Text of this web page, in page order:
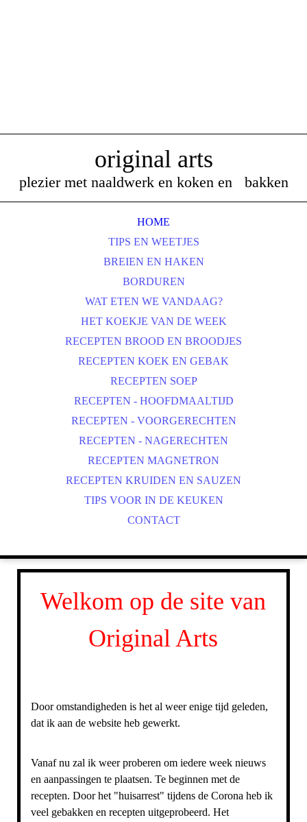
original arts
plezier met naaldwerk en koken en bakken
HOME
TIPS EN WEETJES
BREIEN EN HAKEN
BORDUREN
WAT ETEN WE VANDAAG?
HET KOEKJE VAN DE WEEK
RECEPTEN BROOD EN BROODJES
RECEPTEN KOEK EN GEBAK
RECEPTEN SOEP
RECEPTEN - HOOFDMAALTIJD
RECEPTEN - VOORGERECHTEN
RECEPTEN - NAGERECHTEN
RECEPTEN MAGNETRON
RECEPTEN KRUIDEN EN SAUZEN
TIPS VOOR IN DE KEUKEN
CONTACT
Welkom op de site van
Original Arts
Door omstandigheden is het al weer enige tijd geleden,
dat ik aan de website heb gewerkt.
Vanaf nu zal ik weer proberen om iedere week nieuws
en aanpassingen te plaatsen. Te beginnen met de
recepten. Door het "huisarrest" tijdens de Corona heb ik
veel gebakken en recepten uitgeprobeerd. Het